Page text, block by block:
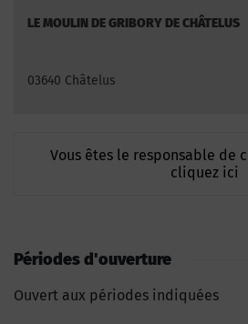
LE MOULIN DE GRIBORY DE CHÂTELUS
03640 Châtelus
Vous êtes le responsable de
cliquez ici
Périodes d'ouverture
Ouvert aux périodes indiquées